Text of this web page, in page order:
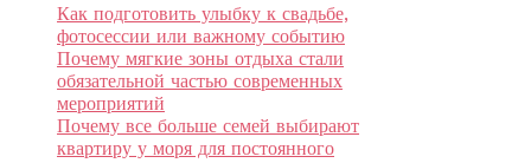
Как подготовить улыбку к свадьбе,
фотосессии или важному событию
Почему мягкие зоны отдыха стали
обязательной частью современных
мероприятий
Почему все больше семей выбирают
квартиру у моря для постоянного